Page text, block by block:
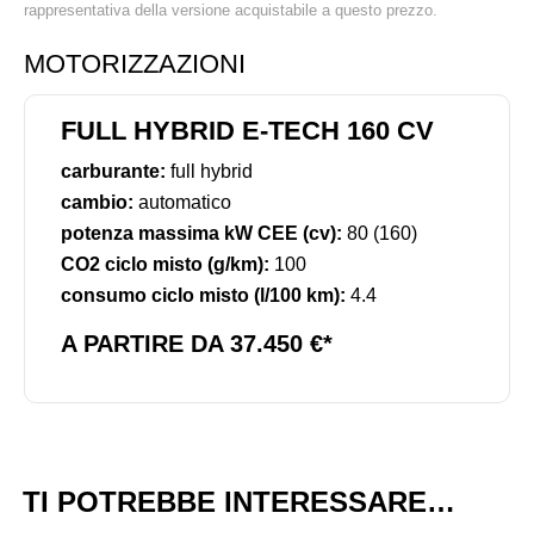
rappresentativa della versione acquistabile a questo prezzo.
MOTORIZZAZIONI
FULL HYBRID E-TECH 160 CV
carburante: full hybrid
cambio: automatico
potenza massima kW CEE (cv): 80 (160)
CO2 ciclo misto (g/km): 100
consumo ciclo misto (l/100 km): 4.4
A PARTIRE DA 37.450 €*
TI POTREBBE INTERESSARE…